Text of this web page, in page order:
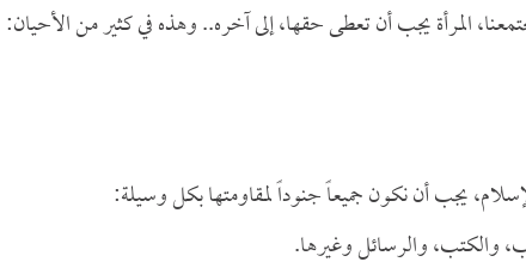
المرأة يجب أن تعطى حقها، إلى آخره.. وهذه في كثير من الأحيان:
يجب أن نكون جميعاً جنوداً لمقاومتها بكل وسيلة:
والكتب، والرسائل وغيرها.